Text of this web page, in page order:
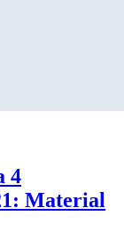
4
Material